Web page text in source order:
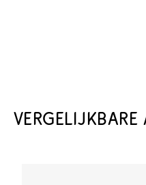
VERGELIJKBARE